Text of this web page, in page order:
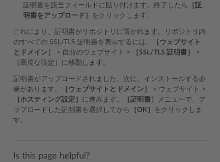
証明書を該当フィールドに貼り付けます。終了したら
［証
明書をアップロード］
をクリックします。
これにより、証明書がリポジトリに置かれます。リポジトリ内
のすべての SSL/TLS 証明書を表示するには、
［ウェブサイト
とドメイン］
> 自分のウェブサイト > ［SSL/TLS 証明書］
>
［高度な設定］に移動します。
証明書がアップロードされました。次に、インストールする必
要があります。
［ウェブサイトとドメイン］
> ウェブサイト >
［ホスティング設定］ に進みます。 ［証明書］
メニューで、ア
ップロードした証明書を選択してから
［OK］
をクリックしま
す。
Is this page helpful?